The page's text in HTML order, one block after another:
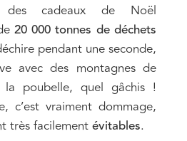
des cadeaux de Noël
20 000 tonnes de déchets
pendant une seconde,
avec des montagnes de
poubelle, quel gâchis !
c’est vraiment dommage,
très facilementévitables.